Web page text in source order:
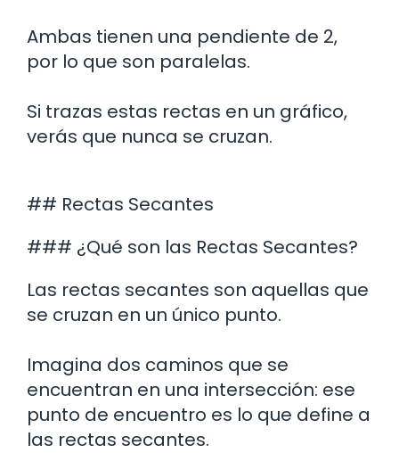
Ambas tienen una pendiente de 2,
por lo que son paralelas.
Si trazas estas rectas en un gráfico,
verás que nunca se cruzan.
## Rectas Secantes
### ¿Qué son las Rectas Secantes?
Las rectas secantes son aquellas que
se cruzan en un único punto.
Imagina dos caminos que se
encuentran en una intersección: ese
punto de encuentro es lo que define a
las rectas secantes.